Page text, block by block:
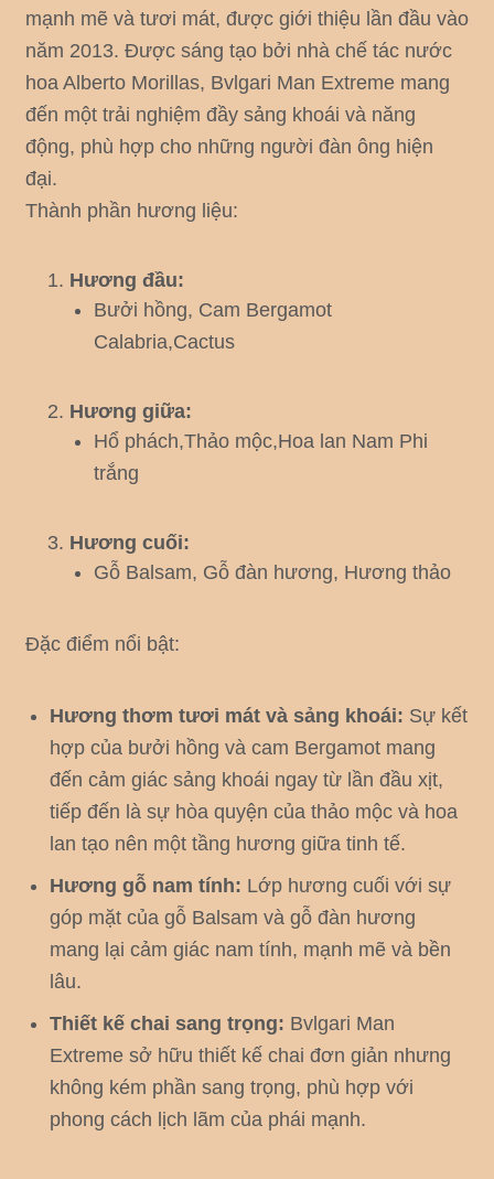
mạnh mẽ và tươi mát, được giới thiệu lần đầu vào
năm 2013. Được sáng tạo bởi nhà chế tác nước
hoa Alberto Morillas, Bvlgari Man Extreme mang
đến một trải nghiệm đầy sảng khoái và năng
động, phù hợp cho những người đàn ông hiện
đại.
Thành phần hương liệu:
Hương đầu:
Bưởi hồng, Cam Bergamot
Calabria,Cactus
Hương giữa:
Hổ phách,Thảo mộc,Hoa lan Nam Phi
trắng
Hương cuối:
Gỗ Balsam, Gỗ đàn hương, Hương thảo
Đặc điểm nổi bật:
Hương thơm tươi mát và sảng khoái: Sự kết
hợp của bưởi hồng và cam Bergamot mang
đến cảm giác sảng khoái ngay từ lần đầu xịt,
tiếp đến là sự hòa quyện của thảo mộc và hoa
lan tạo nên một tầng hương giữa tinh tế.
Hương gỗ nam tính: Lớp hương cuối với sự
góp mặt của gỗ Balsam và gỗ đàn hương
mang lại cảm giác nam tính, mạnh mẽ và bền
lâu.
Thiết kế chai sang trọng: Bvlgari Man
Extreme sở hữu thiết kế chai đơn giản nhưng
không kém phần sang trọng, phù hợp với
phong cách lịch lãm của phái mạnh.